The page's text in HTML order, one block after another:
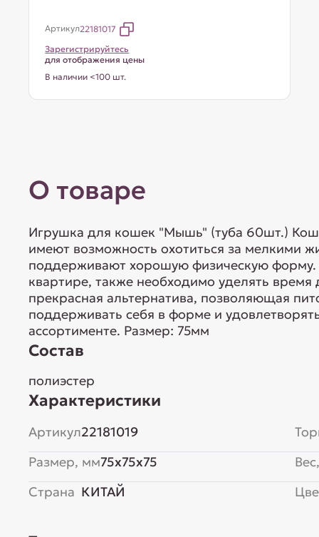
Артикул22181017
Зарегистрируйтесь
для отображения цены
В наличии <100 шт.
О товаре
Игрушка для кошек "Мышь" (туба 60шт.)
имеют возможность охотиться за мелкими
поддерживают хорошую физическую
квартире, также необходимо уделять
прекрасная альтернатива, позволяющая
поддерживать себя в форме и
ассортименте. Размер: 75мм
Состав
полиэстер
Характеристики
Артикул22181019
Размер, мм75x75x75
Страна КИТАЙ